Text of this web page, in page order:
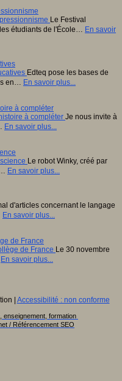
Le Festival
étudiants de l'École… En savoir
Edteq pose les bases de
en… En savoir plus...
à compléter
Je nous invite à
En savoir plus...
Le robot Winky, créé par
En savoir plus...
d'articles concernant le langage
En savoir plus...
de France
Le 30 novembre
En savoir plus...
| Accessibilité : non conforme
enseignement, formation
/ Référencement SEO